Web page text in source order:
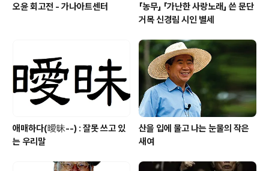
오윤 회고전 - 가나아트센터
「농무」 「가난한 사랑노래」 쓴 문단
거목 신경림 시인 별세
애매하다(曖昧--) : 잘못 쓰고 있
는 우리말
산을 입에 물고 나는 눈물의 작은
새여